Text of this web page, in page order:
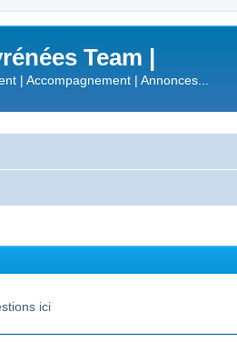
Team |
| Accompagnement | Annonces...
ici